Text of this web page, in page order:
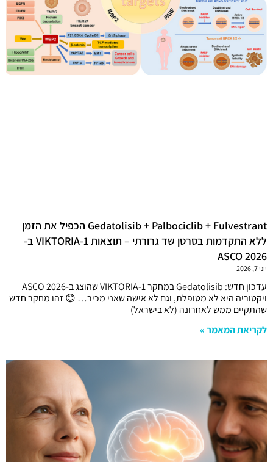
Gedatolisib + Palbociclib + Fulvestrant הכפיל את הזמן
ללא התקדמות בסרטן שד גרורתי – תוצאות VIKTORIA-1 ב-
ASCO 2026
יוני 7, 2026
עדכון חדש: Gedatolisib במחקר VIKTORIA-1 שהוצג ב-ASCO 2026
ויקטוריה היא לא מטופלת, וגם לא אישה שאני מכיר… 😊 זהו מחקר חדש
שהתקיים ממש לאחרונה (לא בישראל)
לקריאת המאמר »